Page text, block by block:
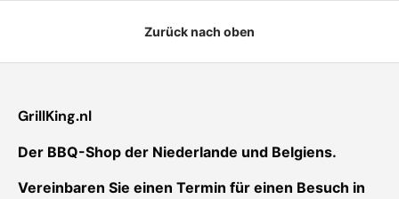
Zurück nach oben
GrillKing.nl
Der BBQ-Shop der Niederlande und Belgiens.
Vereinbaren Sie einen Termin für einen Besuch in